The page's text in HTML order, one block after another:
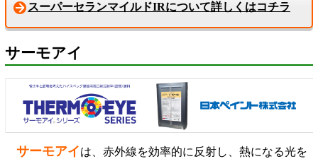
スーパーセランマイルドIRについて詳しくはコチラ
サーモアイ
サーモアイは、赤外線を効率的に反射し、熱になる光を